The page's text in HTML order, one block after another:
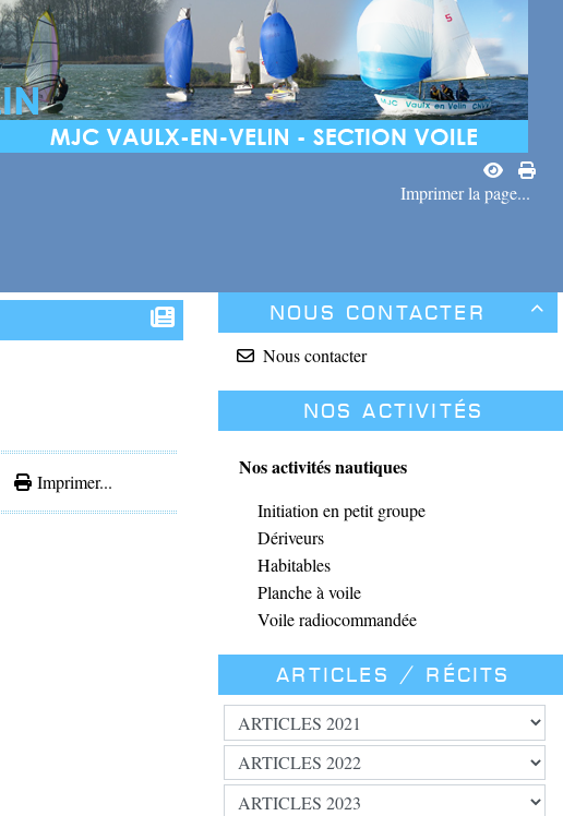
Imprimer la page...
Imprimer...

Nous contacter
Nous contacter
Nos activités
Nos activités nautiques
Initiation en petit groupe
Dériveurs
Habitables
Planche à voile
Voile radiocommandée
Articles / Récits